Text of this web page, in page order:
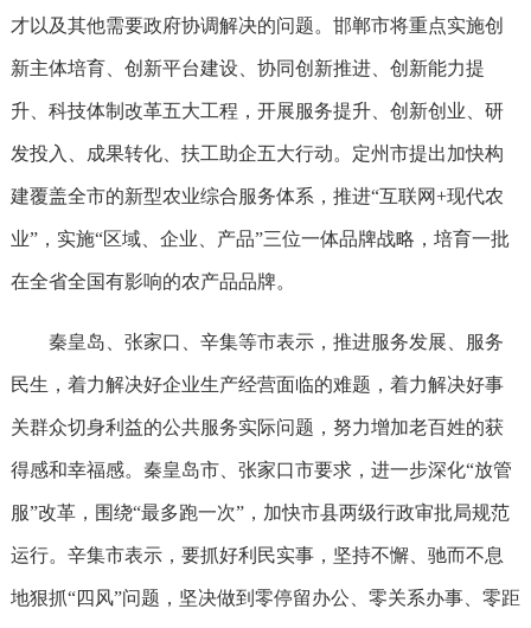
才以及其他需要政府协调解决的问题。邯郸市将重点实施创
新主体培育、创新平台建设、协同创新推进、创新能力提
升、科技体制改革五大工程，开展服务提升、创新创业、研
发投入、成果转化、扶工助企五大行动。定州市提出加快构
建覆盖全市的新型农业综合服务体系，推进“互联网+现代农
业”，实施“区域、企业、产品”三位一体品牌战略，培育一批
在全省全国有影响的农产品品牌。
秦皇岛、张家口、辛集等市表示，推进服务发展、服务
民生，着力解决好企业生产经营面临的难题，着力解决好事
关群众切身利益的公共服务实际问题，努力增加老百姓的获
得感和幸福感。秦皇岛市、张家口市要求，进一步深化“放管
服”改革，围绕“最多跑一次”，加快市县两级行政审批局规范
运行。辛集市表示，要抓好利民实事，坚持不懈、驰而不息
地狠抓“四风”问题，坚决做到零停留办公、零关系办事、零距